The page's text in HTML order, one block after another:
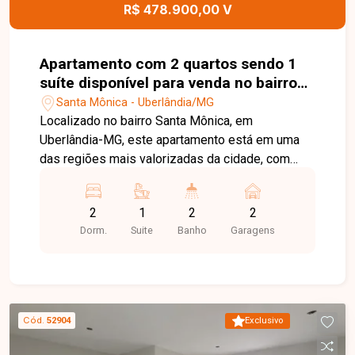
R$ 478.900,00 V
Apartamento com 2 quartos sendo 1
suíte disponível para venda no bairro
Santa Mônica em Uberlândia-MG
Santa Mônica - Uberlândia/MG
Localizado no bairro Santa Mônica, em
Uberlândia-MG, este apartamento está em uma
das regiões mais valorizadas da cidade, com
principais avenidas. Próximo a universidades,
supermercados, escolas, farmácias, restaurantes
e diversos comércios e serviços, oferece
integrada à sacada gourmet, área de serviço,
banheiro social, 02 quartos, sendo 01 suíte e
outro quarto com sacada. Os ambientes são
2
Dorm.
1
Suite
2
Banho
2
Garagens
Exclusivo
Cód. 52904